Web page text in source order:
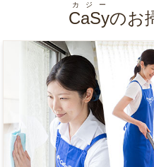
CaSy
カジー
のお